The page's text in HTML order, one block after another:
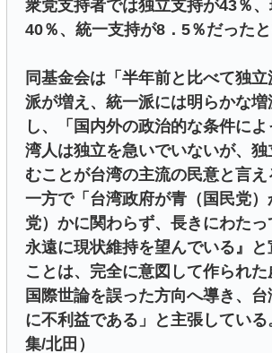
衆党支持者では独立支持が43％
40％、統一支持が8．5％だったと
同基金会は「半年前と比べて独
派が増え、統一派には明らかな増
し、「国内外の政治的な条件に
湾人は独立を急いでいないが、
むことが台湾の主流の民意と言え
一方で「台湾政府が青（国民党
党）かに関わらず、長きにわた
永遠に現状維持を望んでいる』と
ことは、完全に意図して作られた
国際世論を誤った方向へ導き、
に不利益である」と主張してい
集/北田）